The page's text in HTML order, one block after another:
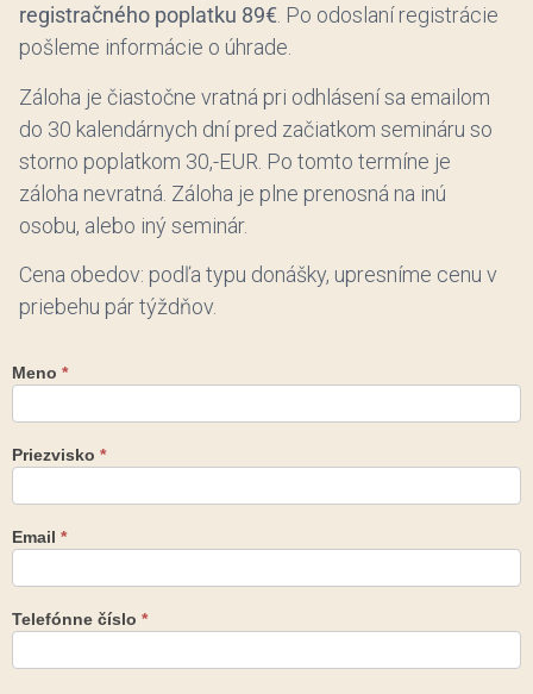
registračného poplatku 89€. Po odoslaní registrácie
pošleme informácie o úhrade.
Záloha je čiastočne vratná pri odhlásení sa emailom
do 30 kalendárnych dní pred začiatkom semináru so
storno poplatkom 30,-EUR. Po tomto termíne je
záloha nevratná. Záloha je plne prenosná na inú
osobu, alebo iný seminár.
Cena obedov: podľa typu donášky, upresníme cenu v
priebehu pár týždňov.
Esencia
Meno *
Priezvisko *
Email *
Telefónne číslo *